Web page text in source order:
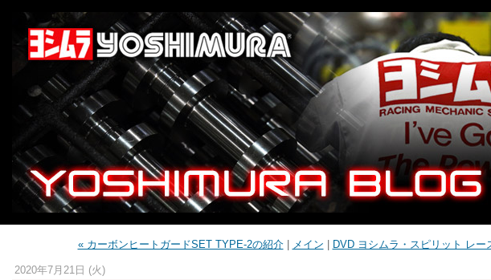
« カーボンヒートガードSET TYPE-2の紹介| メイン DVD ヨシムラ・スピリット レ
2020年7月21日 (火)